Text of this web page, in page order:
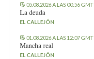
05.08.2026 A LAS 00:56 GMT
La deuda
EL CALLEJÓN
01.08.2026 A LAS 12:07 GMT
Mancha real
EL CALLEJÓN